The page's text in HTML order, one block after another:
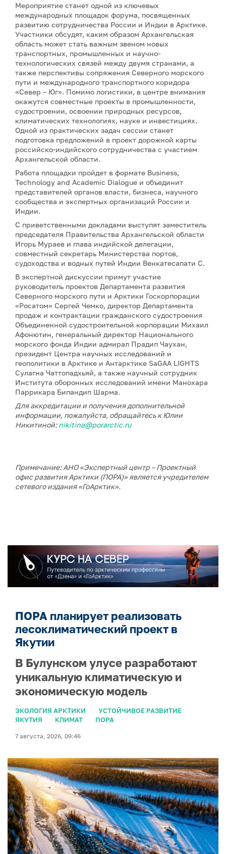
Мероприятие станет одной из ключевых
международных площадок форума, посвященных
развитию сотрудничества России и Индии в Арктике.
Участники обсудят, каким образом Архангельская
область может стать важным звеном новых
транспортных, промышленных и научно-
технологических связей между двумя странами, а
также перспективы сопряжения Северного морского
пути и международного транспортного коридора
«Север – Юг». Помимо логистики, в центре внимания
окажутся совместные проекты в промышленности,
судостроении, освоении природных ресурсов,
климатических технологиях, науке и инвестициях.
Одной из практических задач сессии станет
подготовка предложений в проект дорожной карты
российско-индийского сотрудничества с участием
Архангельской области.
Работа площадки пройдет в формате Business,
Technology and Academic Dialogue и объединит
представителей органов власти, бизнеса, научного
сообщества и экспертных организаций России и
Индии.
С приветственными докладами выступят заместитель
председателя Правительства Архангельской области
Игорь Мураев и глава индийской делегации,
совместный секретарь Министерства портов,
судоходства и водных путей Индии Венкатесапати С.
В экспертной дискуссии примут участие
руководитель проектов Департамента развития
Северного морского пути и Арктики Госкорпорации
«Росатом» Сергей Чемко, директор Департамента
продаж и контрактации гражданского судостроения
Объединенной судостроительной корпорации Михаил
Афонютин, генеральный директор Национального
морского фонда Индии адмирал Прадип Чаухан,
президент Центра научных исследований и
геополитики в Арктике и Антарктике SaGAA LIGHTS
Сулагна Чаттопадхьяй, а также научный сотрудник
Института оборонных исследований имени Манохара
Паррикара Бипандип Шарма.
Для аккредитации и получения дополнительной
информации, пожалуйста, обращайтесь к Юлии
Никитиной:nikitina@porarctic.ru
Примечание: АНО «Экспертный центр – Проектный
офис развития Арктики (ПОРА)» является учредителем
сетевого издания «ГоАрктик».
ПОРА планирует реализовать
лесоклиматический проект в
Якутии
В Булунском улусе разработают
уникальную климатическую и
экономическую модель
ЭКОЛОГИЯ АРКТИКИ
УСТОЙЧИВОЕ РАЗВИТИЕ
ЯКУТИЯ
КЛИМАТ ПОРА
7 августа, 2026, 09:46